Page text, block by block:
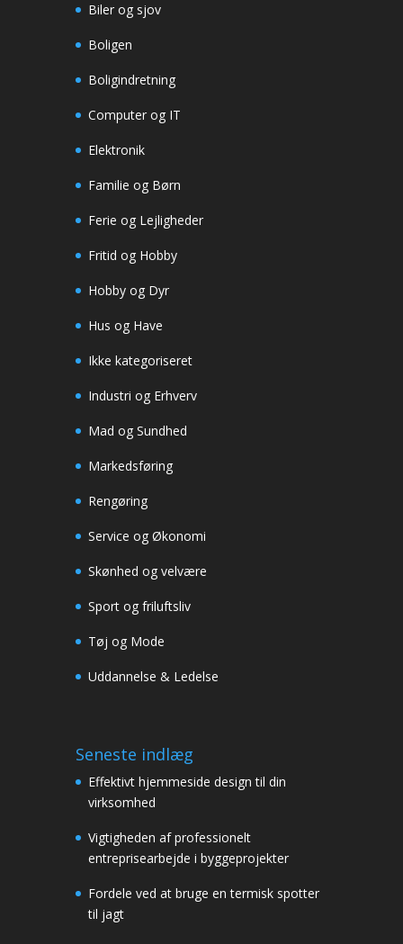
Biler og sjov
Boligen
Boligindretning
Computer og IT
Elektronik
Familie og Børn
Ferie og Lejligheder
Fritid og Hobby
Hobby og Dyr
Hus og Have
Ikke kategoriseret
Industri og Erhverv
Mad og Sundhed
Markedsføring
Rengøring
Service og Økonomi
Skønhed og velvære
Sport og friluftsliv
Tøj og Mode
Uddannelse & Ledelse
Seneste indlæg
Effektivt hjemmeside design til din
virksomhed
Vigtigheden af professionelt
entreprisearbejde i byggeprojekter
Fordele ved at bruge en termisk spotter
til jagt